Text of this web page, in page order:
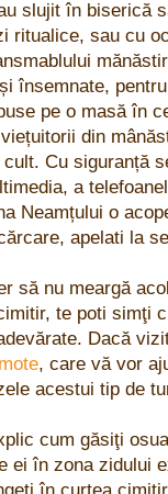
slujit în biserică
ritualice, sau cu
însemnate,
pe o masă în
din
Cu siguranță
a
Neamțului o
apelati la
să nu meargă
te poti simţi
Dacă
, care vă vor
acestui tip de
cum găsiţi
ei în zona zidului
în curtea